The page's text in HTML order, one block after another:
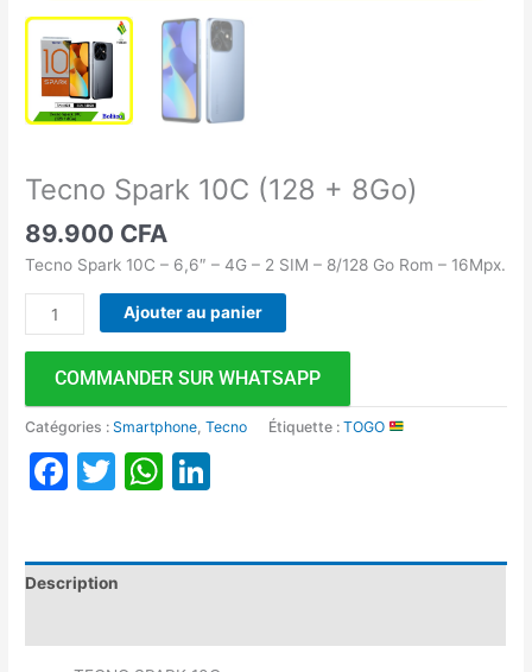
Tecno Spark 10C (128 + 8Go)
89.900 CFA
Tecno Spark 10C – 6,6″ – 4G – 2 SIM – 8/128 Go Rom – 16Mpx.
Ajouter au panier
COMMANDER SUR WHATSAPP
Catégories :Smartphone,Tecno Étiquette :TOGO
Facebook
TwitterWhatsApp
Description